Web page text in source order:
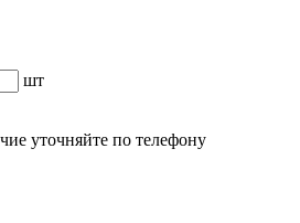
шт
уточняйте по телефону